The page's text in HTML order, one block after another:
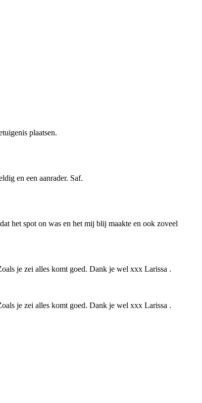
plaatsen.
en een aanrader. Saf.
het spot on was en het mij blij maakte en ook zoveel
je zei alles komt goed. Dank je wel xxx Larissa .
je zei alles komt goed. Dank je wel xxx Larissa .